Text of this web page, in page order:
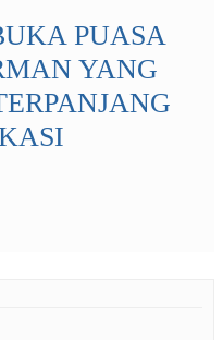
PUASA
YANG